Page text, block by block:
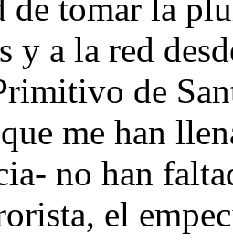
tomar la
y a la red
de
me han
no han
el